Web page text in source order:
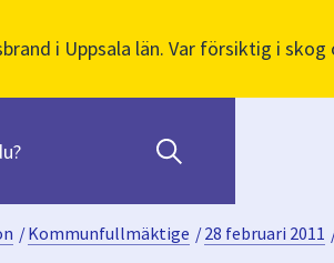
i Uppsala län. Var försiktig i skog
/Kommunfullmäktige /28 februari 2011